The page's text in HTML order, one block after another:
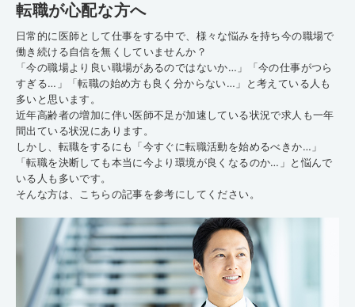
転職が心配な方へ
日常的に医師として仕事をする中で、様々な悩みを持ち今の職場で
働き続ける自信を無くしていませんか？
「今の職場より良い職場があるのではないか…」「今の仕事がつら
すぎる…」「転職の始め方も良く分からない…」と考えている人も
多いと思います。
近年高齢者の増加に伴い医師不足が加速している状況で求人も一年
間出ている状況にあります。
しかし、転職をするにも「今すぐに転職活動を始めるべきか…」
「転職を決断しても本当に今より環境が良くなるのか…」と悩んで
いる人も多いです。
そんな方は、こちらの記事を参考にしてください。